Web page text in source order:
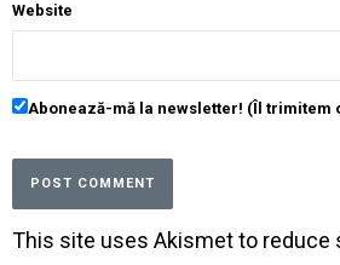
Website
Abonează-mă la newsletter! (Îl trimitem
This site uses Akismet to reduce